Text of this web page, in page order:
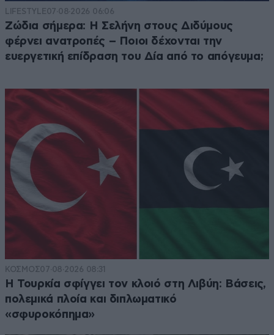
LIFESTYLE07·08·2026 06:06
Ζώδια σήμερα: Η Σελήνη στους Διδύμους
φέρνει ανατροπές – Ποιοι δέχονται την
ευεργετική επίδραση του Δία από το απόγευμα;
ΚΟΣΜΟΣ07·08·2026 08:31
Η Τουρκία σφίγγει τον κλοιό στη Λιβύη: Βάσεις,
πολεμικά πλοία και διπλωματικό
«σφυροκόπημα»